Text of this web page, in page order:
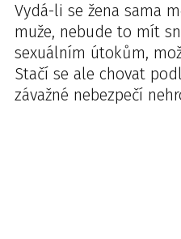
Vydá-li se žena sama
muže, nebude to mít
sexuálním útokům,
Stačí se ale chovat
závažné nebezpečí